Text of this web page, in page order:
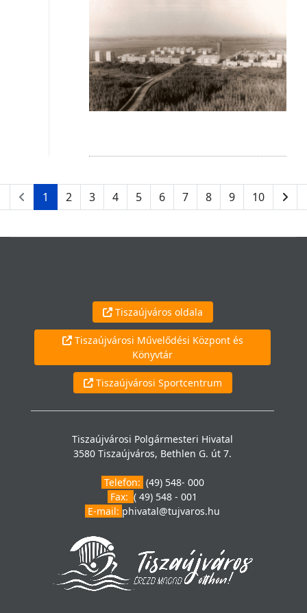
1 2 3 4 5 6 7 8 9 10
Tiszaújváros oldala
Tiszaújvárosi Művelődési Központ és
Könyvtár
Tiszaújvárosi Sportcentrum
Tiszaújvárosi Polgármesteri Hivatal
3580 Tiszaújváros, Bethlen G. út 7.
Telefon: (49) 548- 000
Fax: ( 49) 548 - 001
E-mail: phivatal@tujvaros.hu